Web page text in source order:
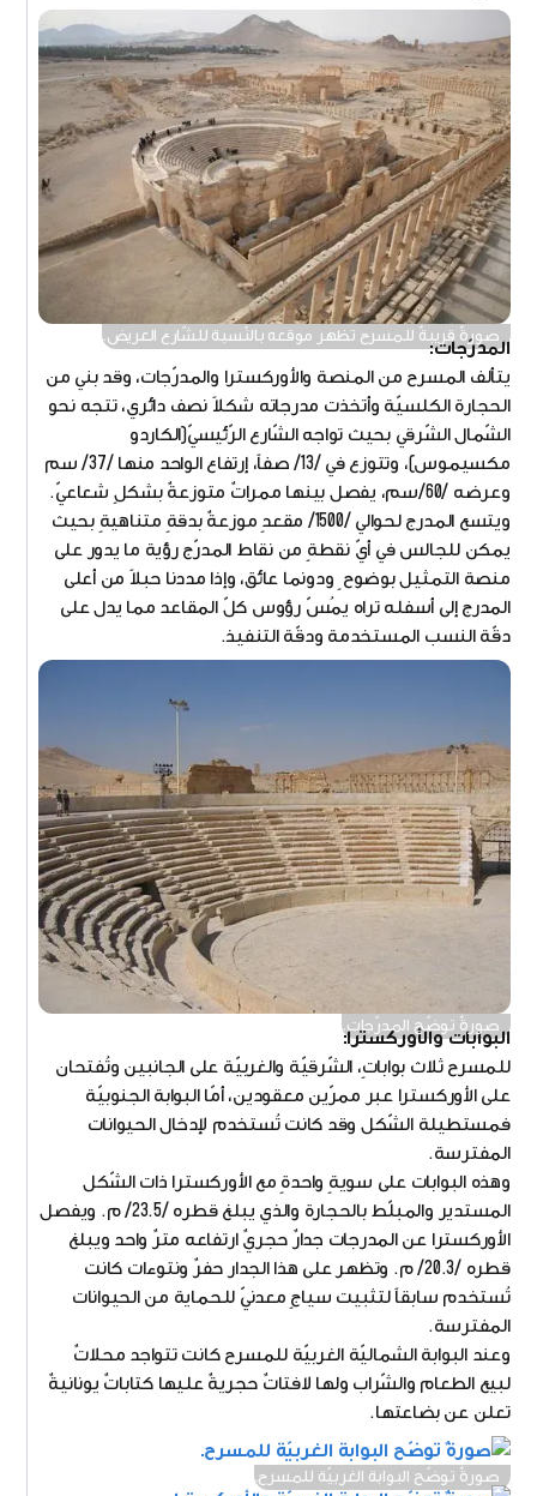
صورةٌ قريبةٌ للمسرح تظهر موقعه بالنّسبة للشّارع العريض.
المدرّجات:
يتألف المسرح من المنصة والأوركسترا والمدرّجات، وقد بني من
الحجارة الكلسيّة وأتخذت مدرجاته شكلاً نصف دائري، تتجه نحو
الشّمال الشّرقي بحيث تواجه الشّارع الرّئيسيّ(الكاردو
مكسيموس)، وتتوزع في /13/ صفاً، إرتفاع الواحد منها /37/ سم
وعرضه /60/سم، يفصل بينها ممراتٌ متوزعةٌ بشكلٍ شعاعيّ.
ويتسع المدرج لحوالي /1500/ مقعدٍ موزعةٌ بدقةٍ متناهيةٍ بحيث
يمكن للجالس في أيّ نقطةٍ من نقاط المدرّج رؤية ما يدور على
منصة التمثيل بوضوح ٍ ودونما عائق، وإذا مددنا حبلاً من أعلى
المدرج إلى أسفله تراه يمُسّ رؤوس كلّ المقاعد مما يدل على
دقّة النسب المستخدمة ودقّة التنفيذ.
صورةٌ توضّح المدرّجات.
البوابات والأوركسترا:
للمسرح ثلاث بواباتٍ، الشّرقيّة والغربيّة على الجانبين وتُفتحان
على الأوركسترا عبر ممرّين معقودين، أمّا البوابة الجنوبيّة
فمستطيلة الشّكل وقد كانت تُستخدم لإدخال الحيوانات
المفترسة.
وهذه البوابات على سويةٍ واحدةٍ مع الأوركسترا ذات الشّكل
المستدير والمبلّط بالحجارة والذي يبلغ قطره /23.5/ م. ويفصل
الأوركسترا عن المدرجات جدارٌ حجريٌ ارتفاعه مترٌ واحد ويبلغ
قطره /20.3/ م. وتظهر على هذا الجدار حفرٌ ونتوءات كانت
تُستخدم سابقاً لتثبيت سياجٍ معدنيّ للحماية من الحيوانات
المفترسة.
وعند البوابة الشماليّة الغربيّة للمسرح كانت تتواجد محلاتٌ
لبيع الطعام والشّراب ولها لافتاتٌ حجريةٌ عليها كتاباتٌ يونانيةٌ
تعلن عن بضاعتها.
صورةٌ توضّح البوابة الغربيّة للمسرح.